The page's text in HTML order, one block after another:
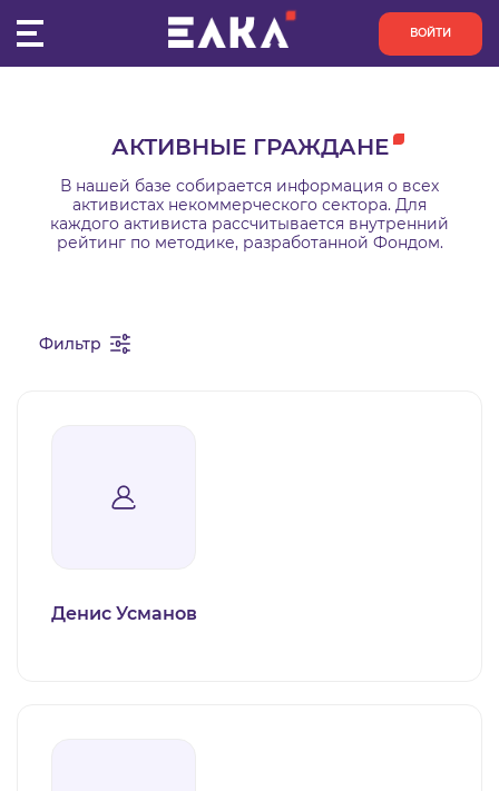
ВОЙТИ
КОНКУРСЫ
ОРГАНИЗАЦИИ
ПРОЕКТЫ
АКТИВНЫЕ ГРАЖДАНЕ
В нашей базе собирается информация о всех
активистах некоммерческого сектора. Для
каждого активиста рассчитывается внутренний
рейтинг по методике, разработанной Фондом.
Фильтр
Денис Усманов